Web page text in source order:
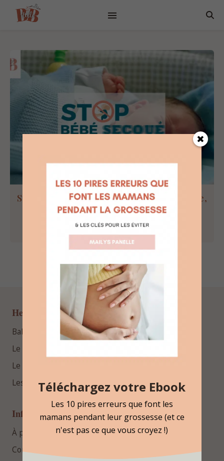
Syndrome du bébé secoué : comprendre,
prévenir et savoir réagir
Hello Bébé
BabyProfiler™
Le blog
Le podcast
Les guides gratuits
Informations
À propos
Contact
Téléchargez votre Ebook
Les 10 pires erreurs que font les
mamans pendant leur grossesse (et ce
n'est pas ce que vous croyez !)